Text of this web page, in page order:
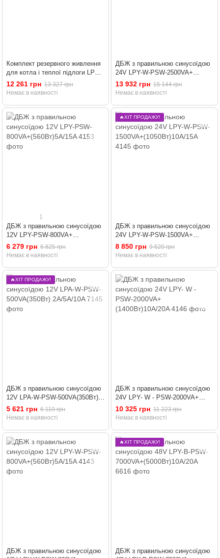
Комплект резервного живлення
для котла і теплої підлоги LP
(LogicPower) ДБЖ + гелева
батарея (UPS 800VA + АКБ GL
12 261 грн 13 327 грн
Немає в наявності
ДБЖ з правильною синусоїдою
24V LPY-W-PSW-2500VA+
(1800Вт)10A/20A
13 932 грн 15 144 грн
Немає в наявності
1
ДБЖ з правильною синусоїдою
12V LPY-PSW-800VA+
(560Вт)5A/15A
6 279 грн 6 825 грн
Немає в наявності
🔥ХІТ ПРОДАЖУ!
ДБЖ з правильною синусоїдою
24V LPY-W-PSW-1500VA+
(1050Вт)10A/15A
8 850 грн 9 620 грн
Немає в наявності
🔥ХІТ ПРОДАЖУ!
ДБЖ з правильною синусоїдою
12V LPA-W-PSW-500VA(350Вт)
2A/5A/10A
5 621 грн 6 110 грн
Немає в наявності
ДБЖ з правильною синусоїдою
24V LPY- W - PSW-2000VA+
(1400Вт)10A/20A
10 325 грн 11 223 грн
Немає в наявності
ДБЖ з правильною синусоїдою
🔥ХІТ ПРОДАЖУ!
ДБЖ з правильною синусоїдою